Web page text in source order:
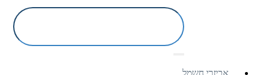
אביזרי חשמל